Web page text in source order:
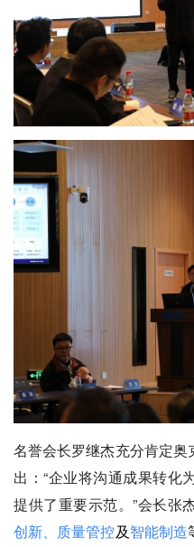
名誉会长罗继杰充分肯定
出：“企业将沟通成果转化
提供了重要示范。”会长张
创新、质量管控及智能制造